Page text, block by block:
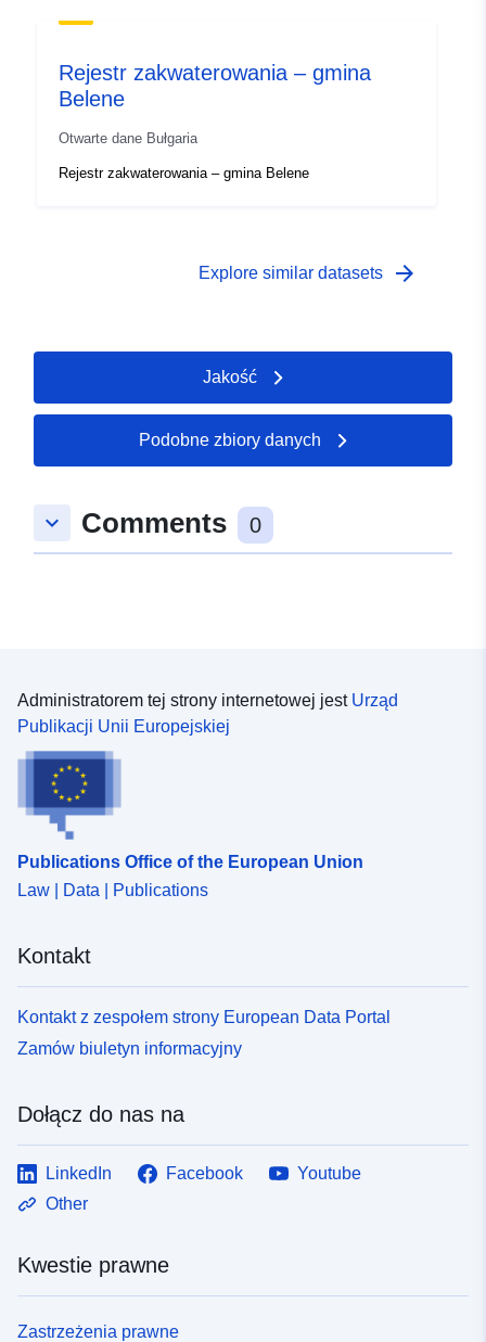
Rejestr zakwaterowania – gmina
Belene
Otwarte dane Bułgaria
Rejestr zakwaterowania – gmina Belene
Explore similar datasets arrow_forward
Jakość
Podobne zbiory danych
keyboard_arrow_down Comments 0
Administratorem tej strony internetowej jest Urząd
Publikacji Unii Europejskiej
Publications Office of the European Union
Law | Data | Publications
Kontakt
Kontakt z zespołem strony European Data Portal
Zamów biuletyn informacyjny
Dołącz do nas na
LinkedIn Facebook
Youtube
Other
Kwestie prawne
Zastrzeżenia prawne